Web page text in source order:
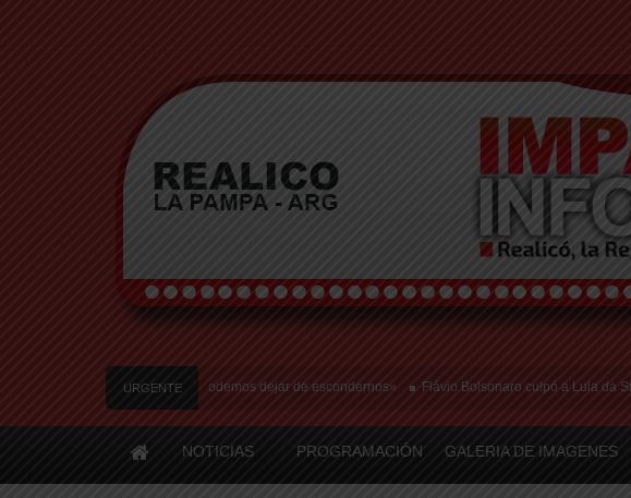
URGENTE
de amor: «Hoy, por fin, podemos dejar de escondernos» Flávio Bolsonaro culpó a Lula da Silva
NOTICIAS PROGRAMACIÓN GALERIA DE IMAGENES